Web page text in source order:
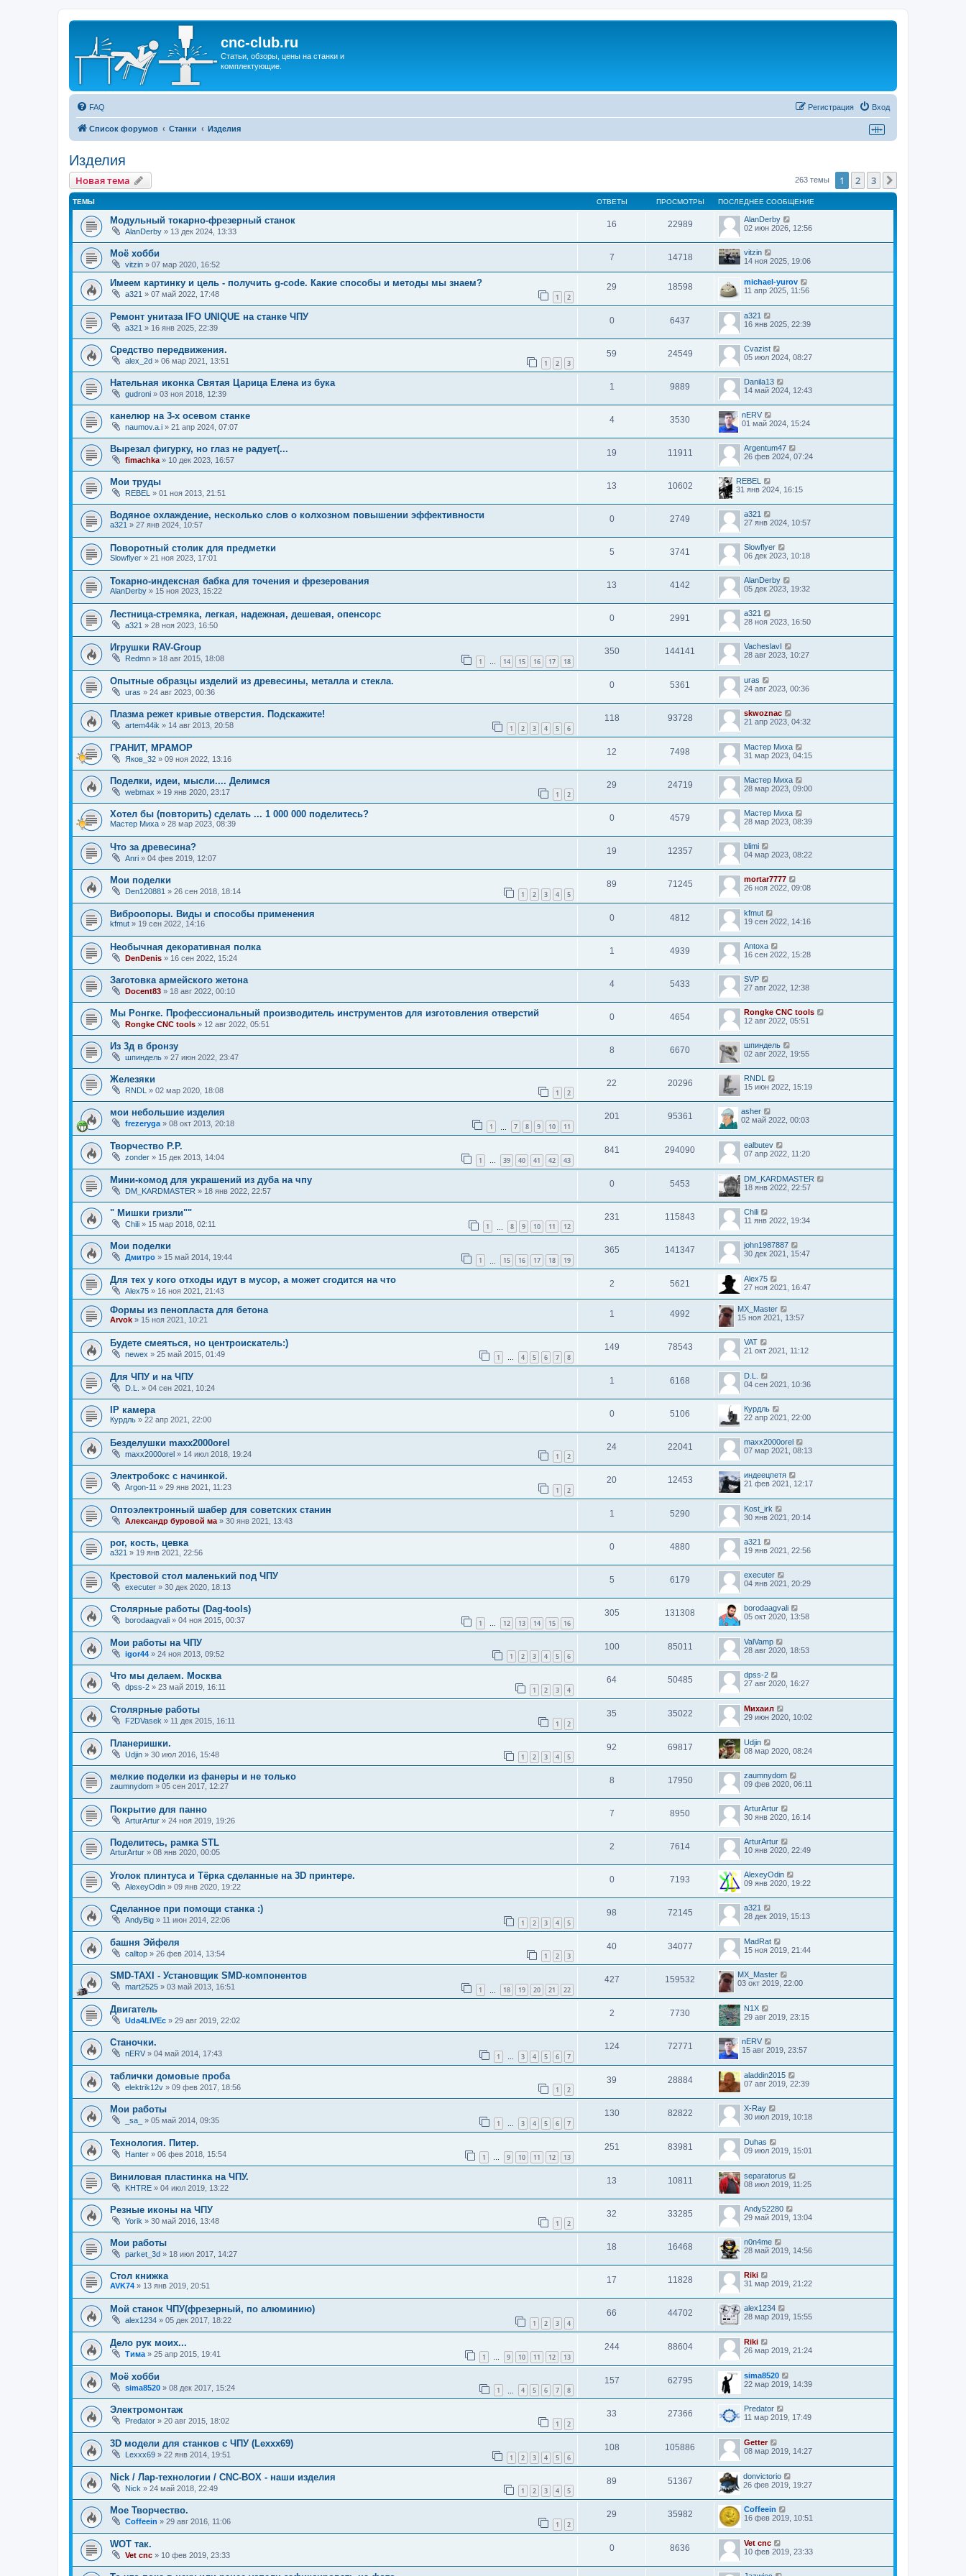
cnc-club.ru
Статьи, обзоры, цены на станки и
комплектующие.
FAQ Вход
Регистрация
Список форумов Станки Изделия
Изделия
Новая тема 263 темы 1 2 3
ТЕМЫ ОТВЕТЫ ПРОСМОТРЫ ПОСЛЕДНЕЕ СООБЩЕНИЕ
Модульный токарно-фрезерный станок
AlanDerby » 13 дек 2024, 13:33
16 22989
AlanDerby
02 июн 2026, 12:56
Моё хобби
vitzin » 07 мар 2020, 16:52
7 14718
vitzin
14 ноя 2025, 19:06
Имеем картинку и цель - получить g-code. Какие способы и методы мы знаем?
a321 » 07 май 2022, 17:48 1 2
29 18598
michael-yurov
11 апр 2025, 11:56
Ремонт унитаза IFO UNIQUE на станке ЧПУ
a321 » 16 янв 2025, 22:39
0 6437
a321
16 янв 2025, 22:39
Средство передвижения.
alex_2d » 06 мар 2021, 13:51 1 2 3
59 24549
Cvazist
05 июл 2024, 08:27
Нательная иконка Святая Царица Елена из бука
gudroni » 03 ноя 2018, 12:39
1 9889
Danila13
14 май 2024, 12:43
канелюр на 3-х осевом станке
naumov.a.i » 21 апр 2024, 07:07
4 3530
nERV
01 май 2024, 15:24
Вырезал фигурку, но глаз не радует(...
fimachka » 10 дек 2023, 16:57
19 11911
Argentum47
26 фев 2024, 07:24
Мои труды
REBEL » 01 ноя 2013, 21:51
13 10602
REBEL
31 янв 2024, 16:15
Водяное охлаждение, несколько слов о колхозном повышении эффективности
a321 » 27 янв 2024, 10:57
0 2749
a321
27 янв 2024, 10:57
Поворотный столик для предметки
Slowflyer » 21 ноя 2023, 17:01
5 3741
Slowflyer
06 дек 2023, 10:18
Токарно-индексная бабка для точения и фрезерования
AlanDerby » 15 ноя 2023, 15:22
13 4142
AlanDerby
05 дек 2023, 19:32
Лестница-стремяка, легкая, надежная, дешевая, опенсорс
a321 » 28 ноя 2023, 16:50
0 2991
a321
28 ноя 2023, 16:50
Игрушки RAV-Group
Redmn » 18 авг 2015, 18:08 1 … 14 15 16 17 18
350 144141
VacheslavI
28 авг 2023, 10:27
Опытные образцы изделий из древесины, металла и стекла.
uras » 24 авг 2023, 00:36
0 5361
uras
24 авг 2023, 00:36
Плазма режет кривые отверстия. Подскажите!
artem44ik » 14 авг 2013, 20:58 1 2 3 4 5 6
118 93728
skwoznac
21 апр 2023, 04:32
ГРАНИТ, МРАМОР
Яков_32 » 09 ноя 2022, 13:16
12 7498
Мастер Миха
31 мар 2023, 04:15
Поделки, идеи, мысли.... Делимся
webmax » 19 янв 2020, 23:17 1 2
29 24719
Мастер Миха
28 мар 2023, 09:00
Хотел бы (повторить) сделать ... 1 000 000 поделитесь?
Мастер Миха » 28 мар 2023, 08:39
0 4579
Мастер Миха
28 мар 2023, 08:39
Что за древесина?
Anri » 04 фев 2019, 12:07
19 12357
blimi
04 мар 2023, 08:22
Мои поделки
Den120881 » 26 сен 2018, 18:14 1 2 3 4 5
89 71245
mortar7777
26 ноя 2022, 09:08
Виброопоры. Виды и способы применения
kfmut » 19 сен 2022, 14:16
0 4812
kfmut
19 сен 2022, 14:16
Необычная декоративная полка
DenDenis » 16 сен 2022, 15:24
1 4939
Antoxa
16 сен 2022, 15:28
Заготовка армейского жетона
Docent83 » 18 авг 2022, 00:10
4 5433
SVP
27 авг 2022, 12:38
Мы Ронгке. Профессиональный производитель инструментов для изготовления отверстий
Rongke CNC tools » 12 авг 2022, 05:51
0 4654
Rongke CNC tools
12 авг 2022, 05:51
Из 3д в бронзу
шпиндель » 27 июн 2022, 23:47
8 6670
шпиндель
02 авг 2022, 19:55
Железяки
RNDL » 02 мар 2020, 18:08 1 2
22 20296
RNDL
15 июн 2022, 15:19
мои небольшие изделия
frezeryga» 08 окт 2013, 20:18 1 7 8 9 10 11
201 95361
asher
02 май 2022, 00:03
Творчество Р.Р.
zonder » 15 дек 2013, 14:04 1 … 39 40 41 42 43
841 294090
ealbutev
07 апр 2022, 11:20
Мини-комод для украшений из дуба на чпу
DM_KARDMASTER » 18 янв 2022, 22:57
0 5453
DM_KARDMASTER
18 янв 2022, 22:57
" Мишки гризли""
Chili » 15 мар 2018, 02:11 1 8 9 10 11 12
231 115843
Chili
11 янв 2022, 19:34
Мои поделки
Дмитро » 15 май 2014, 19:44 1 15 16 17 18 19
365 141347
john1987887
30 дек 2021, 15:47
Для тех у кого отходы идут в мусор, а может сгодится на что
Alex75 » 16 ноя 2021, 21:43
2 5621
Alex75
27 ноя 2021, 16:47
Формы из пенопласта для бетона
Arvok » 15 ноя 2021, 10:21
1 4992
MX_Master
15 ноя 2021, 13:57
Будете смеяться, но центроискатель:)
newex » 25 май 2015, 01:49 1 … 4 5 6 7 8
149 78543
VAT
21 окт 2021, 11:12
Для ЧПУ и на ЧПУ
D.L. » 04 сен 2021, 10:24
1 6168
D.L.
04 сен 2021, 10:36
IP камера
Курдль » 22 апр 2021, 22:00
0 5106
Курдль
22 апр 2021, 22:00
Безделушки maxx2000orel
maxx2000orel » 14 июл 2018, 19:24 1 2
24 22041
maxx2000orel
07 мар 2021, 08:13
Электробокс с начинкой.
Argon-11 » 29 янв 2021, 11:23 1 2
20 12453
индеецпетя
21 фев 2021, 12:17
Оптоэлектронный шабер для советских станин
Александр буровой ма » 30 янв 2021, 13:43
1 5290
Kost_irk
30 янв 2021, 20:14
рог, кость, цевка
a321 » 19 янв 2021, 22:56
0 4880
a321
19 янв 2021, 22:56
Крестовой стол маленький под ЧПУ
executer » 30 дек 2020, 18:13
5 6179
executer
04 янв 2021, 20:29
Столярные работы (Dag-tools)
borodaagvali » 04 ноя 2015, 00:37 1 … 12 13 14 15 16
305 131308
borodaagvali
05 окт 2020, 13:58
Мои работы на ЧПУ
igor44 » 24 ноя 2013, 09:52 1 2 3 4 5 6
100 85011
ValVamp
28 авг 2020, 18:53
Что мы делаем. Москва
dpss-2 » 23 май 2019, 16:11 1 2 3 4
64 50485
dpss-2
27 авг 2020, 16:27
Столярные работы
F2DVasek » 11 дек 2015, 16:11 1 2
35 35022
Mихаил
29 июн 2020, 10:02
Планеришки.
Udjin » 30 июл 2016, 15:48 1 2 3 4 5
92 69817
Udjin
08 мар 2020, 08:24
мелкие поделки из фанеры и не только
zaumnydom » 05 сен 2017, 12:27
8 17950
zaumnydom
09 фев 2020, 06:11
Покрытие для панно
ArturArtur » 24 ноя 2019, 19:26
7 8950
ArturArtur
30 янв 2020, 16:14
Поделитесь, рамка STL
ArturArtur » 08 янв 2020, 00:05
2 7614
ArturArtur
10 янв 2020, 22:49
Уголок плинтуса и Тёрка сделанные на 3D принтере.
AlexeyOdin » 09 янв 2020, 19:22
0 7193
AlexeyOdin
09 янв 2020, 19:22
Сделанное при помощи станка :)
AndyBig » 11 июн 2014, 22:06 1 2 3 4 5
98 72145
a321
28 дек 2019, 15:13
башня Эйфеля
calltop » 26 фев 2014, 13:54 1 2 3
40 34077
MadRat
15 ноя 2019, 21:44
SMD-TAXI - Установщик SMD-компонентов
mart2525 » 03 май 2013, 16:51 1 18 19 20 21 22
427 159532
MX_Master
03 окт 2019, 22:00
Двигатель
Uda4LIVEc » 29 авг 2019, 22:02
2 7730
N1X
29 авг 2019, 23:15
Станочки.
nERV » 04 май 2014, 17:43 1 … 3 4 5 6 7
124 72771
nERV
15 авг 2019, 23:57
таблички домовые проба
elektrik12v » 09 фев 2017, 18:56 1 2
39 28884
aladdin2015
07 авг 2019, 22:39
Мои работы
_sa_ » 05 май 2014, 09:35 1 … 3 4 5 6 7
130 82822
X-Ray
30 июл 2019, 10:18
Технология. Питер.
Hanter » 06 фев 2018, 15:54 1 … 9 10 11 12 13
251 83981
Duhas
09 июл 2019, 15:01
Виниловая пластинка на ЧПУ.
KHTRE » 04 июл 2019, 13:22
13 10811
separatorus
08 июл 2019, 11:25
Резные иконы на ЧПУ
Yorik » 30 май 2016, 13:48 1 2
32 33285
Andy52280
29 май 2019, 13:04
Мои работы
parket_3d » 18 июл 2017, 14:27
18 16468
n0n4me
28 май 2019, 14:56
Стол книжка
AVK74 » 13 янв 2019, 20:51
17 11828
Riki
31 мар 2019, 21:22
Мой станок ЧПУ(фрезерный, по алюминию)
alex1234 » 05 дек 2017, 18:22 1 2 3 4
66 44702
alex1234
28 мар 2019, 15:55
Дело рук моих...
Тима » 25 апр 2015, 19:41 1 … 9 10 11 12 13
244 88604
Riki
26 мар 2019, 21:24
Моё хобби
sima8520 » 08 дек 2017, 15:24 1 4 5 6 7 8
157 62795
sima8520
22 мар 2019, 14:39
Электромонтаж
Predator » 20 авг 2015, 18:02 1 2
33 27366
Predator
11 мар 2019, 17:49
3D модели для станков с ЧПУ (Lexxx69)
Lexxx69 » 22 янв 2014, 19:51 1 2 3 4 5 6
108 105886
Getter
08 мар 2019, 14:27
Nick / Лар-технологии / CNC-BOX - наши изделия
Nick » 24 май 2018, 22:49 1 2 3 4 5
89 51367
donvictorio
26 фев 2019, 19:27
Мое Творчество.
Coffeein » 29 авг 2016, 11:06 1 2
29 35982
Coffeein
16 фев 2019, 10:51
WOT так.
Vet cnc » 10 фев 2019, 23:33
0 8636
Vet cnc
10 фев 2019, 23:33